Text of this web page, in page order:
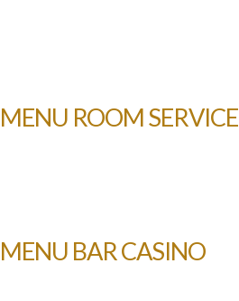
MENU ROOM SERVICE
MENU BAR CASINO